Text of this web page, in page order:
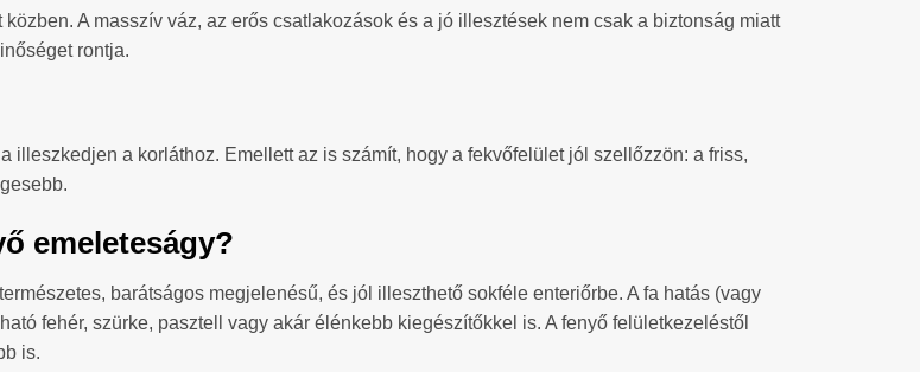
A masszív váz, az erős csatlakozások és a jó illesztések nem csak a biztonság miatt
rontja.
a korláthoz. Emellett az is számít, hogy a fekvőfelület jól szellőzzön: a friss,
emeleteságy?
barátságos megjelenésű, és jól illeszthető sokféle enteriőrbe. A fa hatás (vagy
fehér, szürke, pasztell vagy akár élénkebb kiegészítőkkel is. A fenyő felületkezeléstől
is.